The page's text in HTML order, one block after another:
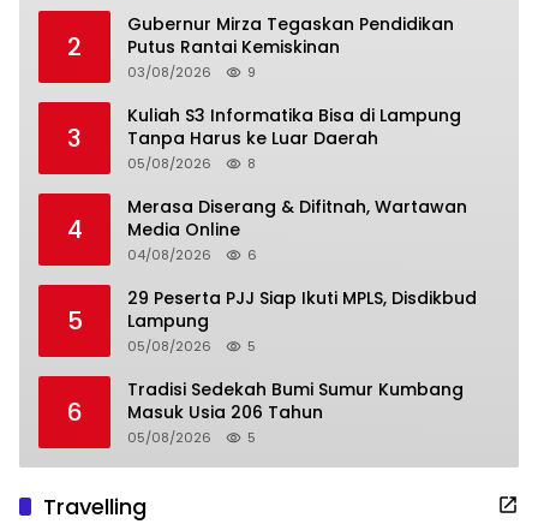
2
Gubernur Mirza Tegaskan Pendidikan
Putus Rantai Kemiskinan
03/08/2026 9
3
Kuliah S3 Informatika Bisa di Lampung
Tanpa Harus ke Luar Daerah
05/08/2026 8
4
Merasa Diserang & Difitnah, Wartawan
Media Online
04/08/2026 6
5
29 Peserta PJJ Siap Ikuti MPLS, Disdikbud
Lampung
05/08/2026 5
6
Tradisi Sedekah Bumi Sumur Kumbang
Masuk Usia 206 Tahun
05/08/2026 5
Travelling